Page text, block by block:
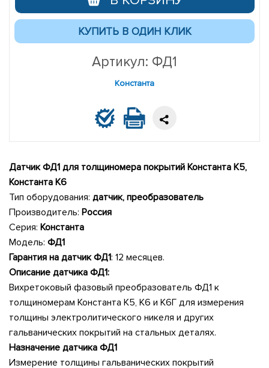
Артикул: ФД1
Константа
Датчик ФД1 для толщиномера покрытий Константа К5,
Константа К6
Тип оборудования: датчик, преобразователь
Производитель: Россия
Серия: Константа
Модель: ФД1
Гарантия на датчик ФД1: 12 месяцев.
Описание датчика ФД1:
Вихретоковый фазовый преобразователь ФД1 к
толщиномерам Константа К5, К6 и К6Г для измерения
толщины электролитического никеля и других
гальванических покрытий на стальных деталях.
Назначение датчика ФД1
Измерение толщины гальванических покрытий